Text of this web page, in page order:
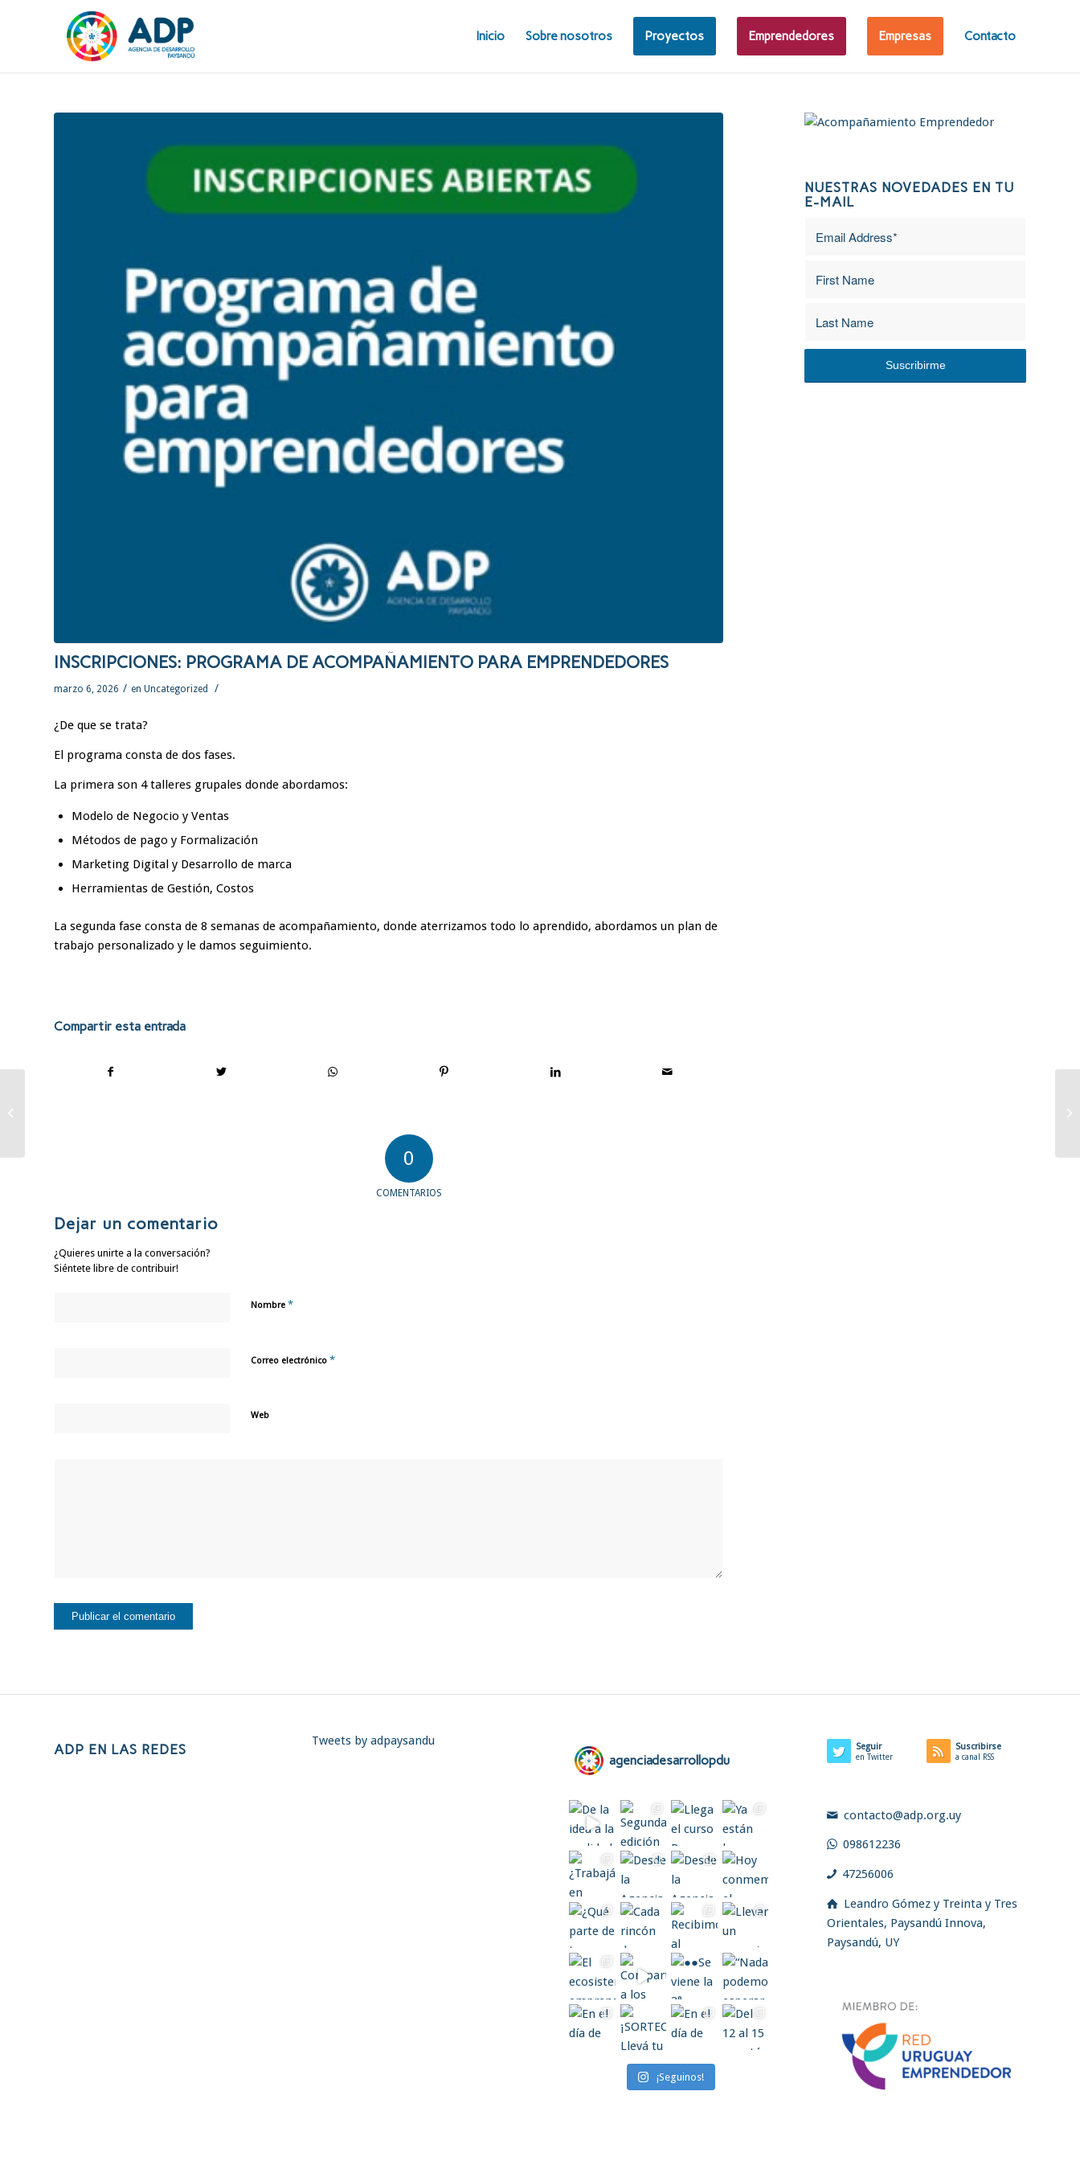
Inicio Sobre nosotros Proyectos Emprendedores Empresas Contacto
INSCRIPCIONES: PROGRAMA DE ACOMPAÑAMIENTO PARA EMPRENDEDORES
marzo 6, 2026 / en Uncategorized /
¿De que se trata?
El programa consta de dos fases.
La primera son 4 talleres grupales donde abordamos:
Modelo de Negocio y Ventas
Métodos de pago y Formalización
Marketing Digital y Desarrollo de marca
Herramientas de Gestión, Costos
La segunda fase consta de 8 semanas de acompañamiento, donde aterrizamos todo lo aprendido, abordamos un plan de
trabajo personalizado y le damos seguimiento.
Compartir esta entrada
0
COMENTARIOS
Dejar un comentario
¿Quieres unirte a la conversación?
Siéntete libre de contribuir!
Nombre *
Correo electrónico *
Web
NUESTRAS NOVEDADES EN TU
E-MAIL
ADP EN LAS REDES
Tweets by adpaysandu
agenciadesarrollopdu
¡Seguinos!
Seguir
en Twitter
Suscribirse
a canal RSS
contacto@adp.org.uy
098612236
47256006
Leandro Gómez y Treinta y Tres
Orientales, Paysandú Innova,
Paysandú, UY